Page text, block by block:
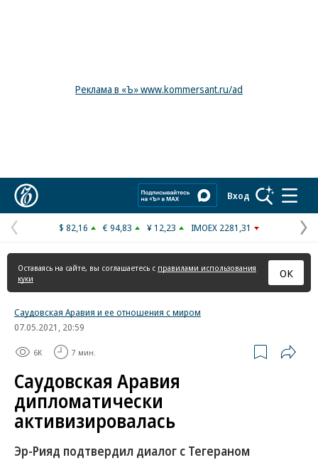
Реклама в «Ъ» www.kommersant.ru/ad
Вход
Предыдущая
страница
$ 82,16 € 94,83 ¥ 12,23 IMOEX 2281,31
Оставаясь на сайте, вы соглашаетесь с правилами использования
куки
ОК
Саудовская Аравия и ее отношения с миром
07.05.2021, 20:59
6K 7 мин.
Саудовская Аравия
дипломатически
активизировалась
Эр-Рияд подтвердил диалог с Тегераном